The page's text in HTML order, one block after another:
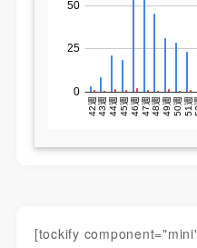
[tockify